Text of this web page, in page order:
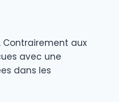
aux
avec une
dans les